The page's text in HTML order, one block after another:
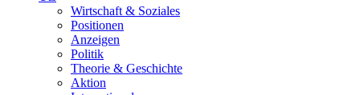
Wirtschaft & Soziales
Positionen
Anzeigen
Politik
Theorie & Geschichte
Aktion